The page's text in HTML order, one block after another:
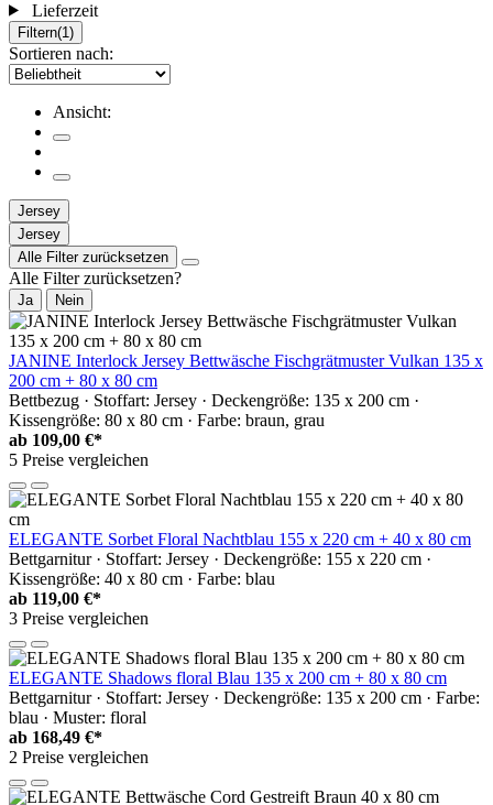
Lieferzeit
Filtern(1)
Sortieren nach:
Ansicht:
Jersey
Jersey
Alle Filter zurücksetzen
Alle Filter zurücksetzen?
Ja Nein
JANINE Interlock Jersey Bettwäsche Fischgrätmuster Vulkan 135 x
200 cm + 80 x 80 cm
Bettbezug · Stoffart: Jersey · Deckengröße: 135 x 200 cm ·
Kissengröße: 80 x 80 cm · Farbe: braun, grau
ab 109,00 €*
5 Preise vergleichen
ELEGANTE Sorbet Floral Nachtblau 155 x 220 cm + 40 x 80 cm
Bettgarnitur · Stoffart: Jersey · Deckengröße: 155 x 220 cm ·
Kissengröße: 40 x 80 cm · Farbe: blau
ab 119,00 €*
3 Preise vergleichen
ELEGANTE Shadows floral Blau 135 x 200 cm + 80 x 80 cm
Bettgarnitur · Stoffart: Jersey · Deckengröße: 135 x 200 cm · Farbe:
blau · Muster: floral
ab 168,49 €*
2 Preise vergleichen